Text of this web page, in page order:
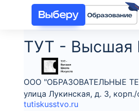
ТУТ - Высшая
ООО "ОБРАЗОВАТЕЛЬНЫЕ
улица Лукинская, д. 3, корп./
tutiskusstvo.ru